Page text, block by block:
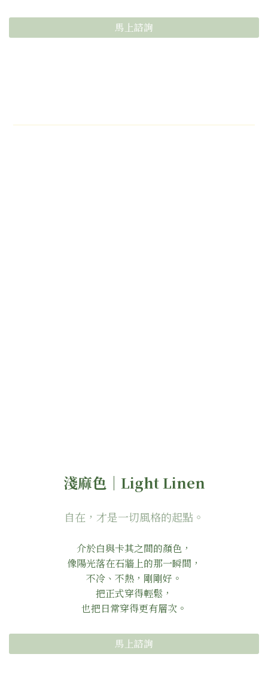
馬上諮詢
淺麻色｜Light Linen
自在，才是一切風格的起點。
介於白與卡其之間的顏色，
像陽光落在石牆上的那一瞬間，
不冷、不熱，剛剛好。
把正式穿得輕鬆，
也把日常穿得更有層次。
馬上諮詢